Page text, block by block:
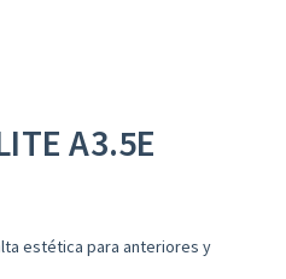
A3.5E
estética para anteriores y